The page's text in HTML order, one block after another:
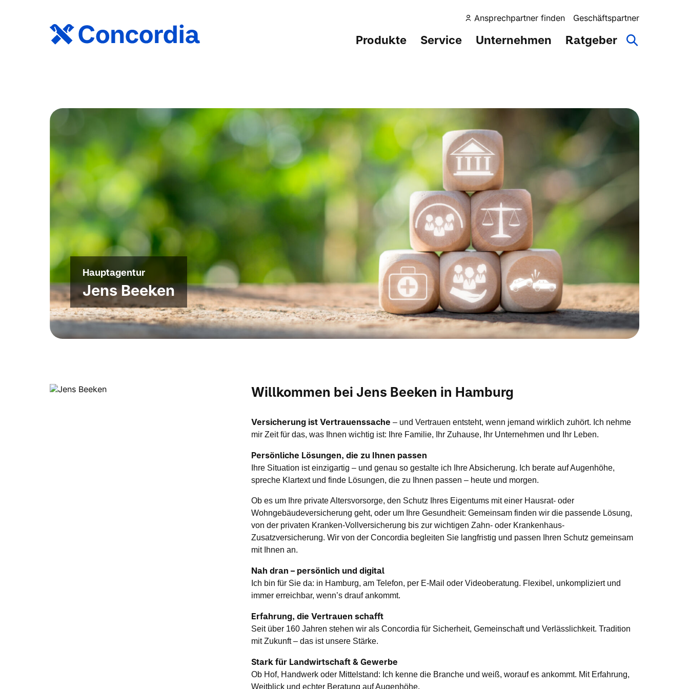
Ansprechpartner finden Geschäftspartner
Produkte Service Unternehmen Ratgeber
Hauptagentur
Jens Beeken
Willkommen bei Jens Beeken in Hamburg
Versicherung ist Vertrauenssache – und Vertrauen entsteht, wenn jemand wirklich zuhört. Ich nehme
mir Zeit für das, was Ihnen wichtig ist: Ihre Familie, Ihr Zuhause, Ihr Unternehmen und Ihr Leben.
Persönliche Lösungen, die zu Ihnen passen
Ihre Situation ist einzigartig – und genau so gestalte ich Ihre Absicherung. Ich berate auf Augenhöhe,
spreche Klartext und finde Lösungen, die zu Ihnen passen – heute und morgen.
Ob es um Ihre private Altersvorsorge, den Schutz Ihres Eigentums mit einer Hausrat- oder
Wohngebäudeversicherung geht, oder um Ihre Gesundheit: Gemeinsam finden wir die passende Lösung,
von der privaten Kranken-Vollversicherung bis zur wichtigen Zahn- oder Krankenhaus-
Zusatzversicherung. Wir von der Concordia begleiten Sie langfristig und passen Ihren Schutz gemeinsam
mit Ihnen an.
Nah dran – persönlich und digital
Ich bin für Sie da: in Hamburg, am Telefon, per E-Mail oder Videoberatung. Flexibel, unkompliziert und
immer erreichbar, wenn’s drauf ankommt.
Erfahrung, die Vertrauen schafft
Seit über 160 Jahren stehen wir als Concordia für Sicherheit, Gemeinschaft und Verlässlichkeit. Tradition
mit Zukunft – das ist unsere Stärke.
Stark für Landwirtschaft & Gewerbe
Ob Hof, Handwerk oder Mittelstand: Ich kenne die Branche und weiß, worauf es ankommt. Mit Erfahrung,
Weitblick und echter Beratung auf Augenhöhe.